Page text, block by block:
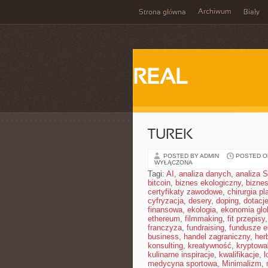
Strona główna Archiwum Biały
REAL
TUREK
POSTED BY ADMIN POSTED
WYŁĄCZONA
Tagi: AI , analiza danych, analiza
bitcoin, biznes ekologiczny,
certyfikaty zawodowe, chirurgia
cyfryzacja, desery, doping, dotacje
finansowa, ekologia, ekonomia
ethereum, filmmaking, fit przepisy,
franczyza, fundraising, fundusze
business, handel zagraniczny,
konsulting, kreatywność,
kulinarne inspiracje, kwalifikacje,
medycyna sportowa, Minimalizm,